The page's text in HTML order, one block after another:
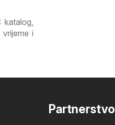
i
Partnerstvo